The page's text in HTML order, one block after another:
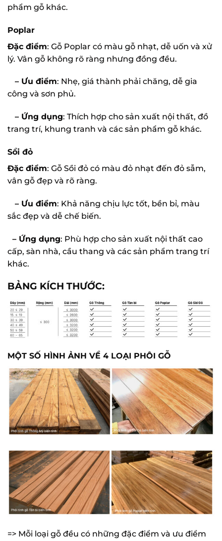
phẩm gỗ khác.
Poplar
Đặc điểm: Gỗ Poplar có màu gỗ nhạt, dễ uốn và xử
lý. Vân gỗ không rõ ràng nhưng đồng đều.
– Ưu điểm: Nhẹ, giá thành phải chăng, dễ gia
công và sơn phủ.
– Ứng dụng: Thích hợp cho sản xuất nội thất, đồ
trang trí, khung tranh và các sản phẩm gỗ khác.
Sồi đỏ
Đặc điểm: Gỗ Sồi đỏ có màu đỏ nhạt đến đỏ sẫm,
vân gỗ đẹp và rõ ràng.
– Ưu điểm: Khả năng chịu lực tốt, bền bỉ, màu
sắc đẹp và dễ chế biến.
– Ứng dụng: Phù hợp cho sản xuất nội thất cao
cấp, sàn nhà, cầu thang và các sản phẩm trang trí
khác.
BẢNG KÍCH THƯỚC:
MỘT SỐ HÌNH ẢNH VỀ 4 LOẠI PHÔI GỖ
=> Mỗi loại gỗ đều có những đặc điểm và ưu điểm